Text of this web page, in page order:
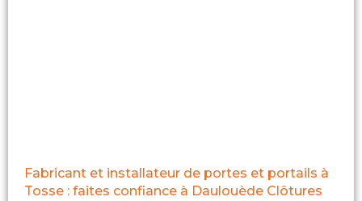
Fabricant et installateur de portes et portails à
Tosse : faites confiance à Daulouède Clôtures